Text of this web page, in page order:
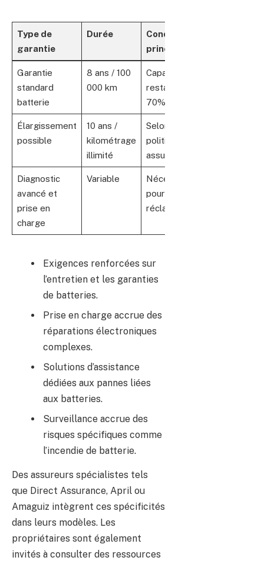
Type de
garantie
Durée
Conditions
principales
Garantie
standard
batterie
8 ans / 100
000 km
Capacité
restante >
70%
Élargissement
possible
10 ans /
kilométrage
illimité
Selon
politique
assureur
Diagnostic
avancé et
prise en
charge
Variable
Nécessaire
pour
réclamations
Exigences renforcées sur
l’entretien et les garanties
de batteries.
Prise en charge accrue des
réparations électroniques
complexes.
Solutions d’assistance
dédiées aux pannes liées
aux batteries.
Surveillance accrue des
risques spécifiques comme
l’incendie de batterie.
Des assureurs spécialistes tels
que Direct Assurance, April ou
Amaguiz intègrent ces spécificités
dans leurs modèles. Les
propriétaires sont également
invités à consulter des ressources